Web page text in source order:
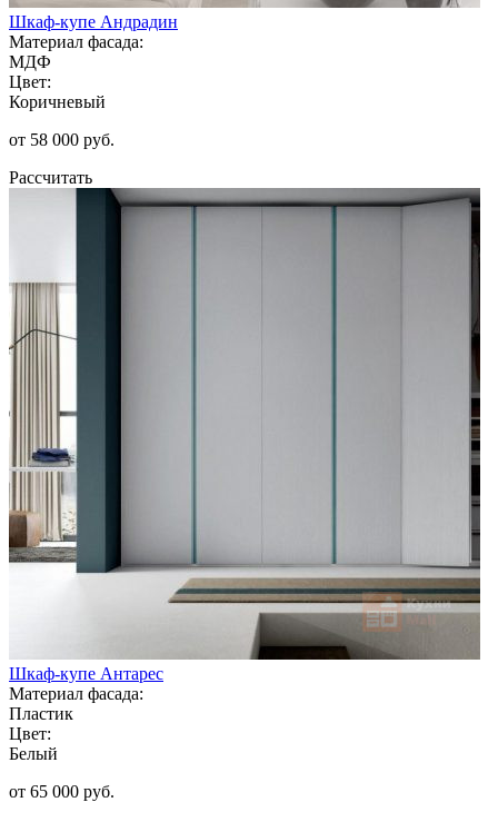
Шкаф-купе Андрадин
Материал фасада:
МДФ
Цвет:
Коричневый
от 58 000 руб.
Рассчитать
Шкаф-купе Антарес
Материал фасада:
Пластик
Цвет:
Белый
от 65 000 руб.